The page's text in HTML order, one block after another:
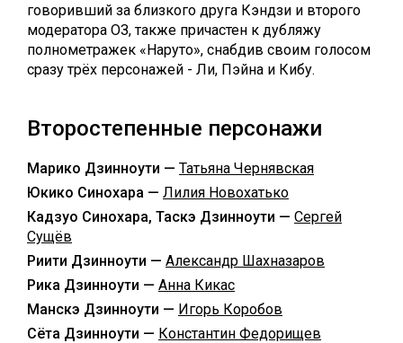
говоривший за близкого друга Кэндзи и второго
модератора ОЗ, также причастен к дубляжу
полнометражек «Наруто», снабдив своим голосом
сразу трёх персонажей - Ли, Пэйна и Кибу.
Второстепенные персонажи
Марико Дзинноути — Татьяна Чернявская
Юкико Синохара — Лилия Новохатько
Кадзуо Синохара, Таскэ Дзинноути — Сергей
Сущёв
Риити Дзинноути — Александр Шахназаров
Рика Дзинноути — Анна Кикас
Манскэ Дзинноути — Игорь Коробов
Сёта Дзинноути — Константин Федорищев